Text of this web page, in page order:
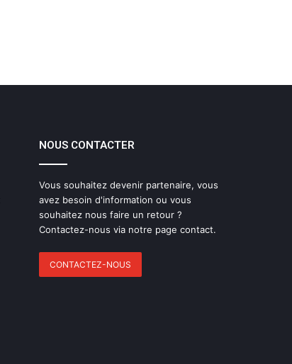
NOUS CONTACTER
Vous souhaitez devenir partenaire, vous
avez besoin d'information ou vous
souhaitez nous faire un retour ?
Contactez-nous via notre page contact.
CONTACTEZ-NOUS